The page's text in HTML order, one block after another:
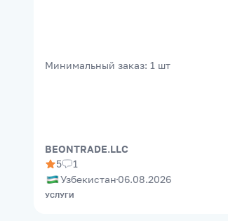
Минимальный заказ: 1 шт
BEONTRADE.LLC
5
1
Узбекистан 06.08.2026
УСЛУГИ